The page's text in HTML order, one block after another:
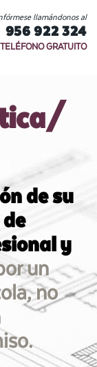
llamándonos al
956 922 324
TELÉFONO GRATUITO
de su
y
un
no